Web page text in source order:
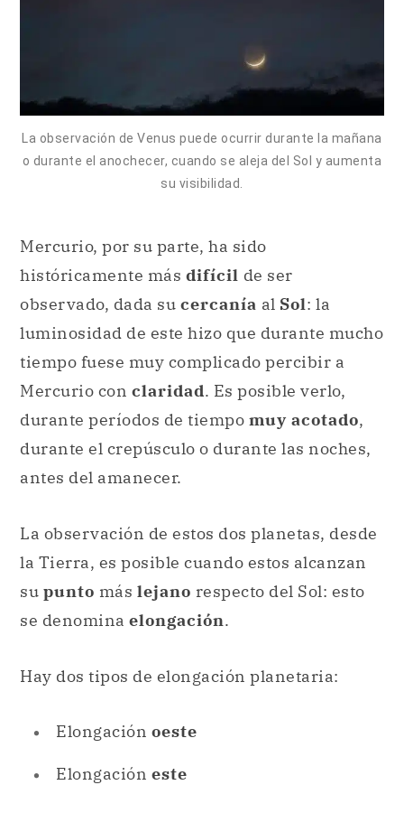
La observación de Venus puede ocurrir durante la mañana
o durante el anochecer, cuando se aleja del Sol y aumenta
su visibilidad.
Mercurio, por su parte, ha sido
históricamente más difícil de ser
observado, dada su cercanía al Sol: la
luminosidad de este hizo que durante mucho
tiempo fuese muy complicado percibir a
Mercurio con claridad. Es posible verlo,
durante períodos de tiempo muy acotado,
durante el crepúsculo o durante las noches,
antes del amanecer.
La observación de estos dos planetas, desde
la Tierra, es posible cuando estos alcanzan
su punto más lejano respecto del Sol: esto
se denomina elongación.
Hay dos tipos de elongación planetaria:
Elongación oeste
Elongación este